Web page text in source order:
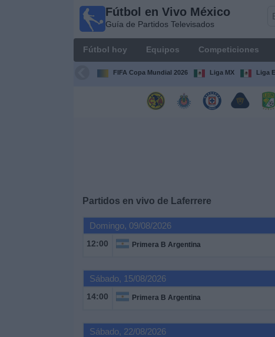
Fútbol en Vivo México
Guía de Partidos Televisados
Fútbol hoy Equipos Competiciones
FIFA Copa Mundial 2026 Liga MX Liga
Partidos en vivo de Laferrere
Domingo, 09/08/2026
12:00 Primera B Argentina
Sábado, 15/08/2026
14:00 Primera B Argentina
Sábado, 22/08/2026